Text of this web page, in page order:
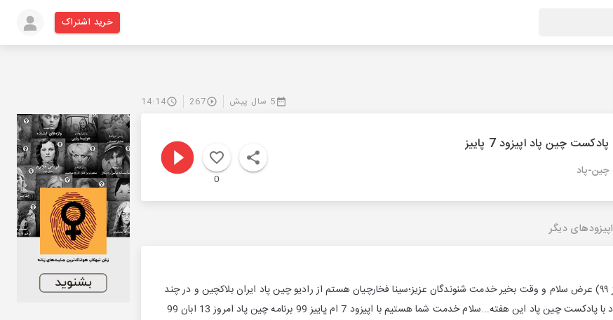
خرید اشتراک
5 سال پیش 267
14:14
پادکست چین پاد اپیزود 7 پاییز
چین-پاد
0
اپیزودهای دیگر
پادکست چین پاد (اپیزود 7 پاییز ۹۹) عرض سلام و وقت بخیر خدمت شنوندگان عزیز؛سینا فخارچیان هستم از رادیو چین پاد ایران بلاکچین و در چند
دقیقه اینده همراه شما خواهم بود با پادکست چین پاد این هفته...سلام خدمت شما هستیم با اپیزود 7 ام پاییز 99 برنامه چین پاد امروز 13 ابان 99